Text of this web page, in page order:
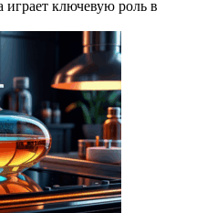
играет ключевую роль в